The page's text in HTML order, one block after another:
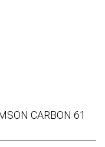
CARBON 61